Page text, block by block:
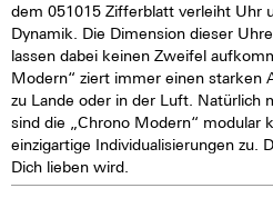
dem 051015 Zifferblatt verleiht Uhr
Dynamik. Die Dimension dieser
lassen dabei keinen Zweifel
Modern“ ziert immer einen starken
zu Lande oder in der Luft. Natürlich
sind die „Chrono Modern“ modular
einzigartige Individualisierungen zu.
Dich lieben wird.